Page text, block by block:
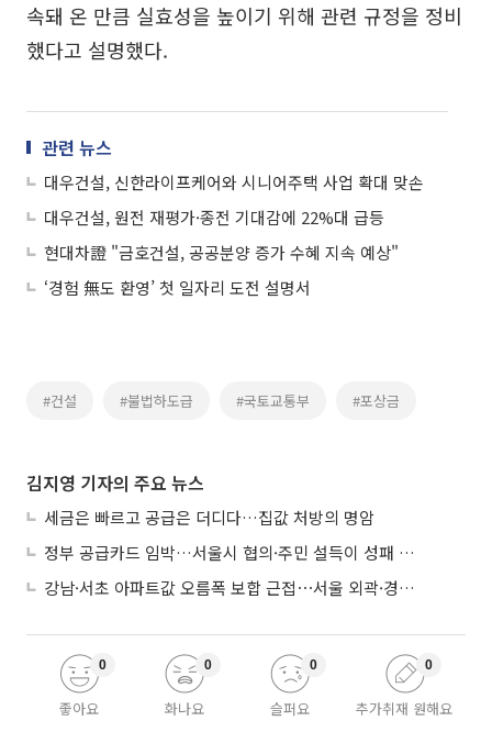
속돼 온 만큼 실효성을 높이기 위해 관련 규정을 정비
했다고 설명했다.
관련 뉴스
대우건설, 신한라이프케어와 시니어주택 사업 확대 맞손
대우건설, 원전 재평가·종전 기대감에 22%대 급등
현대차證 "금호건설, 공공분양 증가 수혜 지속 예상"
‘경험 無도 환영’ 첫 일자리 도전 설명서
#건설 #불법하도급 #국토교통부 #포상금
김지영 기자의 주요 뉴스
세금은 빠르고 공급은 더디다…집값 처방의 명암
정부 공급카드 임박…서울시 협의·주민 설득이 성패 가른다
강남·서초 아파트값 오름폭 보합 근접⋯서울 외곽·경기 남부 중심 매수세
좋아요
0
화나요
0
슬퍼요
0
추가취재 원해요
0